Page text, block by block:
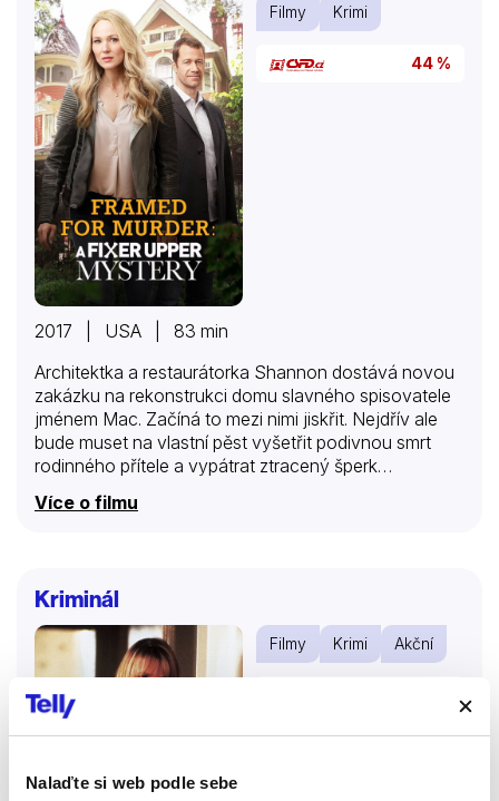
Nalaďte si web podle sebe
Filmy Krimi
44 %
2017 | USA | 83 min
Architektka a restaurátorka Shannon dostává novou
zakázku na rekonstrukci domu slavného spisovatele
jménem Mac. Začíná to mezi nimi jiskřit. Nejdřív ale
bude muset na vlastní pěst vyšetřit podivnou smrt
rodinného přítele a vypátrat ztracený šperk…
Více o filmu
Kriminál
Filmy Krimi Akční